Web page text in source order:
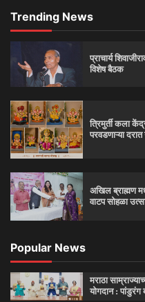
Trending News
प्राचार्य
विशेष बैठक
त्रिमुर्ती कला
परवडणाऱ्या
अखिल ब्राह्मण
वाटप सोहळा
Popular News
मराठा
योगदान :